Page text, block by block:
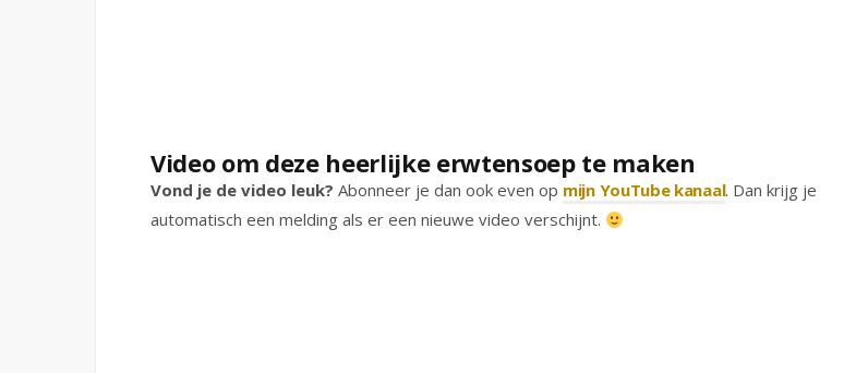
Video om deze heerlijke erwtensoep te maken
Vond je de video leuk? Abonneer je dan ook even op mijn YouTube kanaal. Dan krijg je
automatisch een melding als er een nieuwe video verschijnt.